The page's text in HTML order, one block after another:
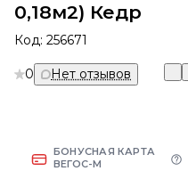
0,18м2) Кедр
Код: 256671
0 Нет отзывов
БОНУСНАЯ КАРТА
ВЕГОС-М